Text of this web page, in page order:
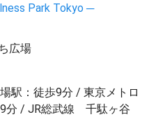
アクティブ導入）
スタート。
状態に入り、思考ではな
Park Tokyo ─
広場
駅：徒歩9分 / 東京メトロ
分 / JR総武線 千駄ヶ谷